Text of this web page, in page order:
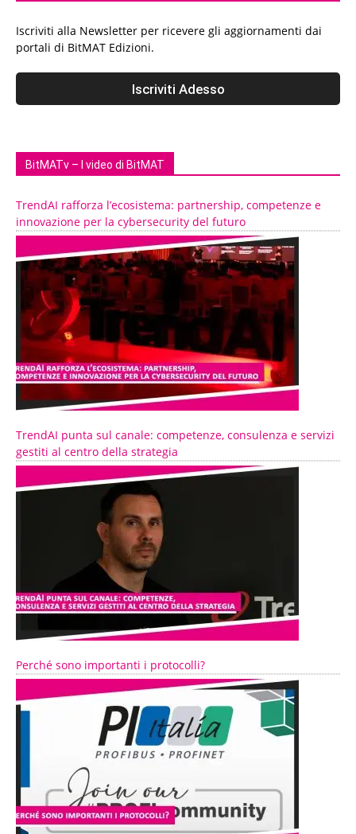
Iscriviti alla Newsletter per ricevere gli aggiornamenti dai
portali di BitMAT Edizioni.
BitMATv – I video di BitMAT
TrendAI rafforza l’ecosistema: partnership, competenze e
innovazione per la cybersecurity del futuro
TrendAI punta sul canale: competenze, consulenza e servizi
gestiti al centro della strategia
Perché sono importanti i protocolli?